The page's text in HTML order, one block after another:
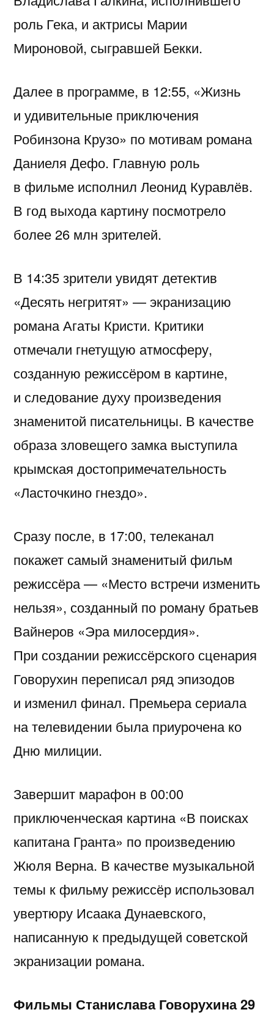
роль Гека, и актрисы Марии
Мироновой, сыгравшей Бекки.
Далее в программе, в 12:55, «Жизнь
и удивительные приключения
Робинзона Крузо» по мотивам романа
Даниеля Дефо. Главную роль
в фильме исполнил Леонид Куравлёв.
В год выхода картину посмотрело
более 26 млн зрителей.
В 14:35 зрители увидят детектив
«Десять негритят» — экранизацию
романа Агаты Кристи. Критики
отмечали гнетущую атмосферу,
созданную режиссёром в картине,
и следование духу произведения
знаменитой писательницы. В качестве
образа зловещего замка выступила
крымская достопримечательность
«Ласточкино гнездо».
Сразу после, в 17:00, телеканал
покажет самый знаменитый фильм
режиссёра — «Место встречи изменить
нельзя», созданный по роману братьев
Вайнеров «Эра милосердия».
При создании режиссёрского сценария
Говорухин переписал ряд эпизодов
и изменил финал. Премьера сериала
на телевидении была приурочена ко
Дню милиции.
Завершит марафон в 00:00
приключенческая картина «В поисках
капитана Гранта» по произведению
Жюля Верна. В качестве музыкальной
темы к фильму режиссёр использовал
увертюру Исаака Дунаевского,
написанную к предыдущей советской
экранизации романа.
Фильмы Станислава Говорухина 29